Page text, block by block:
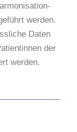
werden.
Daten
der
werden.